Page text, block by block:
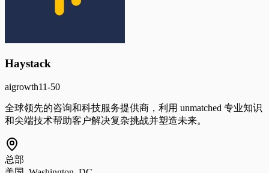
Haystack
aigrowth11-50
全球领先的咨询和科技服务提供商，利用 unmatched 专业知识
和尖端技术帮助客户解决复杂挑战并塑造未来。
总部